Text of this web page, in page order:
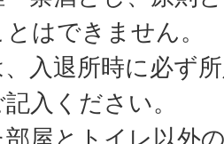
はできません。
入退所時に必ず
入ください。